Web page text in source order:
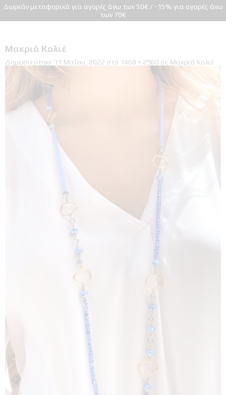
Δωρεάν μεταφορικά για αγορές άνω των 50€ / -15% για αγορές άνω
των 70€
Μακριά Κολιέ
Δημοσιεύτηκε 11 Μαΐου, 2022 στο 1468 × 2560 σε Μακριά Κολιέ